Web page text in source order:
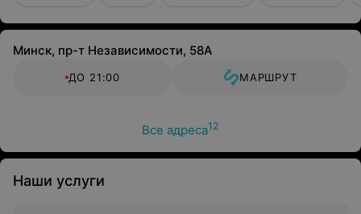
Минск, пр-т Независимости, 58А
ДО 21:00 МАРШРУТ
Все адреса12
Наши услуги